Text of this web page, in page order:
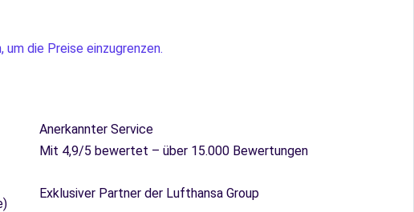
um die Preise einzugrenzen.
Anerkannter Service
Mit 4,9/5 bewertet – über 15.000 Bewertungen
Exklusiver Partner der Lufthansa Group